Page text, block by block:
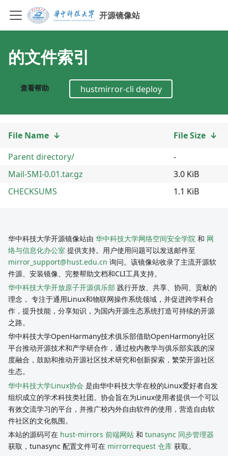
开源镜像站
的文件索引
查看帮助 hustmirror-cli deploy
File Name ↓ File Size ↓
Parent directory/
-
Mail-SMI-0.01.tar.gz
3.0 KiB
CHECKSUMS
1.1 KiB
华中科技大学开源镜像站由 华中科技大学网络空间安全学院 和 网
络与信息化办公室 提供支持。用户使用问题可以发送邮件至
mirror_support@hust.edu.cn 询问。该镜像站收录了主流开源软
件源、安装镜像、完整帮助文档和CLI工具支持。
华中科技大学开放原子开源俱乐部 践行开放、共享、协同、贡献的
理念， 专注于通用Linux和物联网操作系统领域，并促进跨学科合
作，提升技能，分享知识，为国内开源生态系统打造可持续的开源
之路。
华中科技大学OpenHarmany技术俱乐部借助OpenHarmony社区
平台推动开源技术和产学研合作，通过校内教学与俱乐部实践的深
度融合，鼓励和推动开源社区技术研究和创新探索，繁荣开源社区
生态。
华中科技大学Linux协会 是由华中科技大学在校的Linux爱好者自发
组织成立的学术科技类社团。协会旨在为Linux使用者提供一个可以
有效交流学习的平台，并推广校内外自由软件的使用，营造自由软
件社区的文化氛围。
本站的源码可在 hust-mirrors 前端网站 和 tunasync 同步管理器
获取，tunasync 配置文件可在 mirrorrequest 仓库 获取。